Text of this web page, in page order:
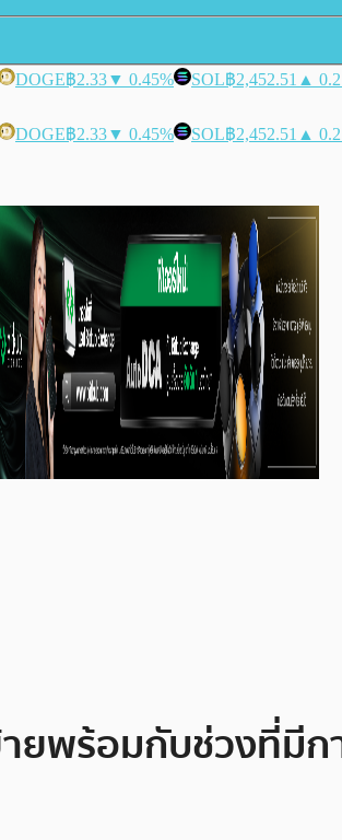
DOGE฿2.33▼ 0.45% SOL฿2,452.51 ▲
DOGE฿2.33▼ 0.45% SOL฿2,452.51 ▲
ยพร้อมกับช่วงที่มี